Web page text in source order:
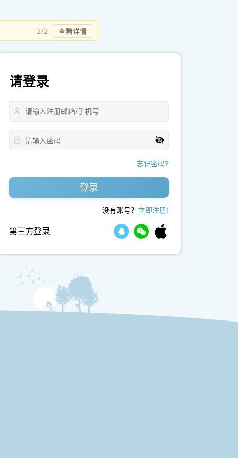
2/2 查看详情
请登录
忘记密码?
登录
没有账号？ 立即注册!
第三方登录